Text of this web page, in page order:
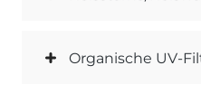
Organische UV-